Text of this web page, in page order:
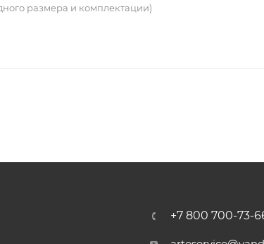
размера и комплектации)
+7 800 700-73-